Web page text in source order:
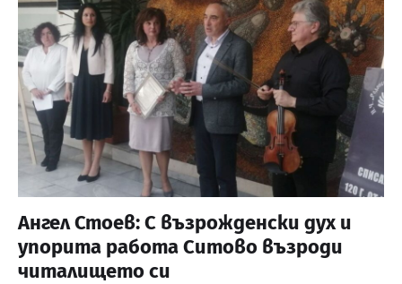
Ангел Стоев: С възрожденски дух и
упорита работа Ситово възроди
читалището си